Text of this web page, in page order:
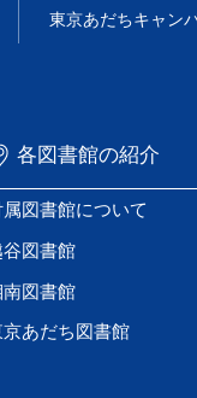
各図書館の紹介
属図書館について
谷図書館
南図書館
京あだち図書館
東京あだちキャン